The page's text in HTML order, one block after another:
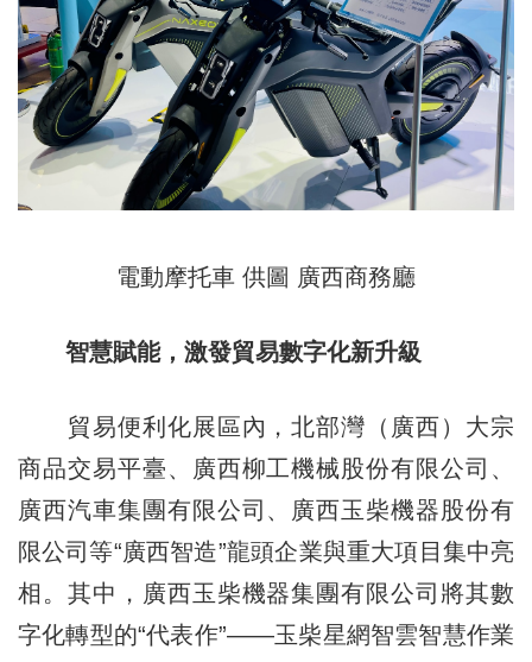
電動摩托車 供圖 廣西商務廳
智慧賦能，激發貿易數字化新升級
貿易便利化展區內，北部灣（廣西）大宗
商品交易平臺、廣西柳工機械股份有限公司、
廣西汽車集團有限公司、廣西玉柴機器股份有
限公司等“廣西智造”龍頭企業與重大項目集中亮
相。其中，廣西玉柴機器集團有限公司將其數
字化轉型的“代表作”——玉柴星網智雲智慧作業